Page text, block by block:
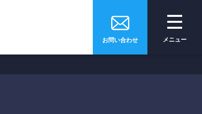
お問い合わせ メニュー
トップページ